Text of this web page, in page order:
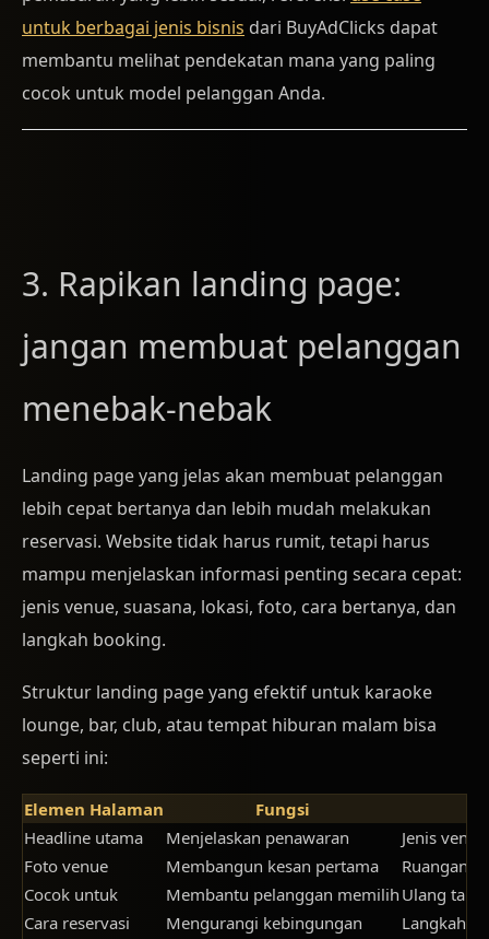
untuk berbagai jenis bisnis dari BuyAdClicks dapat
membantu melihat pendekatan mana yang paling
cocok untuk model pelanggan Anda.
3. Rapikan landing page:
jangan membuat pelanggan
menebak-nebak
Landing page yang jelas akan membuat pelanggan
lebih cepat bertanya dan lebih mudah melakukan
reservasi. Website tidak harus rumit, tetapi harus
mampu menjelaskan informasi penting secara cepat:
jenis venue, suasana, lokasi, foto, cara bertanya, dan
langkah booking.
Struktur landing page yang efektif untuk karaoke
lounge, bar, club, atau tempat hiburan malam bisa
seperti ini:
Elemen Halaman
Fungsi
Headline utama
Menjelaskan penawaran
Jenis
Foto venue
Membangun kesan pertama
Ruangan,
Cocok untuk
Membantu pelanggan memilih Ulang
Cara reservasi
Mengurangi kebingungan
Langkah